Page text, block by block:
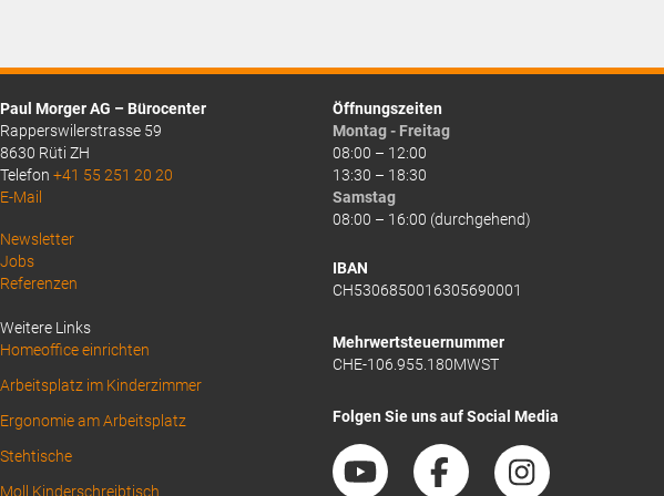
Paul Morger AG – Bürocenter
Rapperswilerstrasse 59
8630 Rüti ZH
Telefon +41 55 251 20 20
E-Mail
Above
Footer
Newsletter
Jobs
Referenzen
Weitere Links
Homeoffice einrichten
Arbeitsplatz im Kinderzimmer
Ergonomie am Arbeitsplatz
Stehtische
Moll Kinderschreibtisch
Öffnungszeiten
Montag - Freitag
08:00 – 12:00
13:30 – 18:30
Samstag
08:00 – 16:00 (durchgehend)
IBAN
CH5306850016305690001
Mehrwertsteuernummer
CHE-106.955.180MWST
Folgen Sie uns auf Social Media